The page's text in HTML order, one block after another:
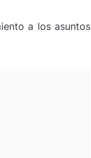
a los asuntos